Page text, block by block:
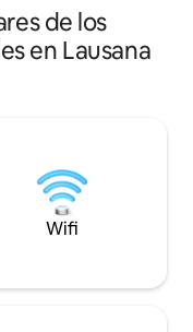
los de los
en Lausana
Wifi